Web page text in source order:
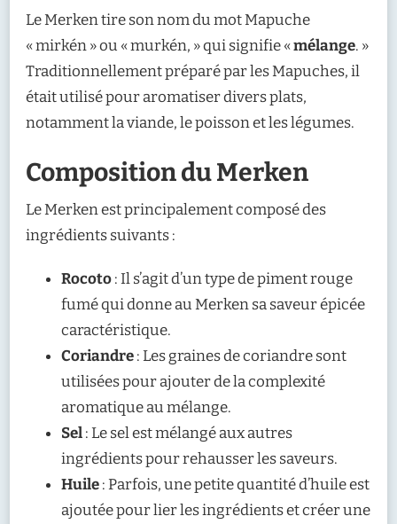
Le Merken tire son nom du mot Mapuche
« mirkén » ou « murkén, » qui signifie «mélange. »
Traditionnellement préparé par les Mapuches, il
était utilisé pour aromatiser divers plats,
notamment la viande, le poisson et les légumes.
Composition du Merken
Le Merken est principalement composé des
ingrédients suivants :
Rocoto: Il s’agit d’un type de piment rouge
fumé qui donne au Merken sa saveur épicée
caractéristique.
Coriandre: Les graines de coriandre sont
utilisées pour ajouter de la complexité
aromatique au mélange.
Sel: Le sel est mélangé aux autres
ingrédients pour rehausser les saveurs.
Huile: Parfois, une petite quantité d’huile est
ajoutée pour lier les ingrédients et créer une